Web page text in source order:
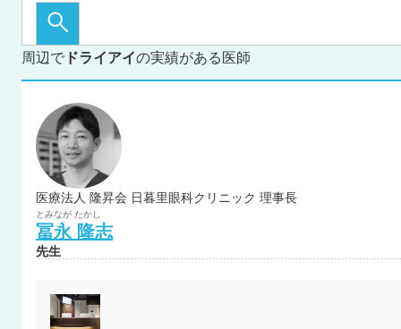
周辺で ドライアイの実績がある医師
医療法人 隆昇会 日暮里眼科クリニック 理事長
とみなが たかし
冨永 隆志
先生